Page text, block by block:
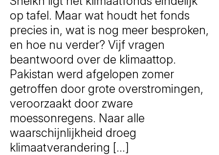
op tafel. Maar wat houdt het fonds
precies in, wat is nog meer besproken,
en hoe nu verder? Vijf vragen
beantwoord over de klimaattop.
Pakistan werd afgelopen zomer
getroffen door grote overstromingen,
veroorzaakt door zware
moessonregens. Naar alle
waarschijnlijkheid droeg
klimaatverandering […]